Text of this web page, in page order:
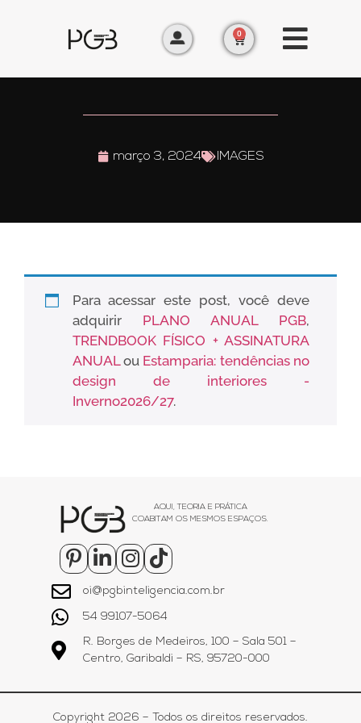
0
março 3, 2024 IMAGES
Para acessar este post, você deve
adquirir PLANO ANUAL PGB,
TRENDBOOK FÍSICO + ASSINATURA
ANUALou Estamparia: tendências no
design de interiores -
Inverno2026/27.
AQUI, TEORIA E PRÁTICA
COABITAM OS MESMOS ESPAÇOS.
oi@pgbinteligencia.com.br
54 99107-5064
R. Borges de Medeiros, 100 – Sala 501 –
Centro, Garibaldi – RS, 95720-000
Copyright 2026 – Todos os direitos reservados.